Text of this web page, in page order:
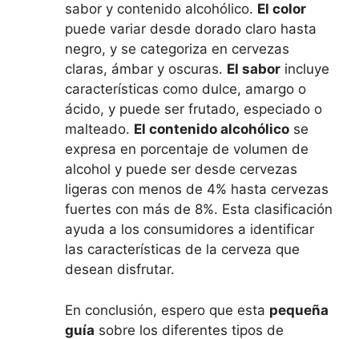
sabor y contenido alcohólico. El color
puede variar desde dorado claro hasta
negro, y se categoriza en cervezas
claras, ámbar y oscuras. El sabor incluye
características como dulce, amargo o
ácido, y puede ser frutado, especiado o
malteado. El contenido alcohólico se
expresa en porcentaje de volumen de
alcohol y puede ser desde cervezas
ligeras con menos de 4% hasta cervezas
fuertes con más de 8%. Esta clasificación
ayuda a los consumidores a identificar
las características de la cerveza que
desean disfrutar.
En conclusión, espero que esta pequeña
guía sobre los diferentes tipos de